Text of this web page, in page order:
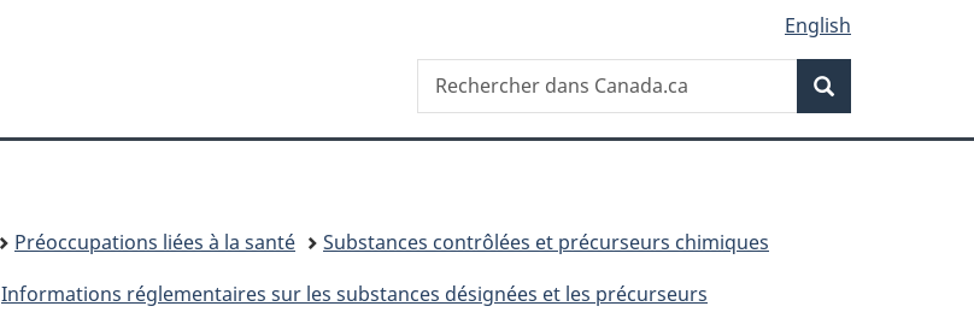
sujet
HTML
English
Recherche
Rechercher
dans
Préoccupations liées à la santé
Substances contrôlées et précurseurs chimiques
Informations réglementaires sur les substances désignées et les précurseurs